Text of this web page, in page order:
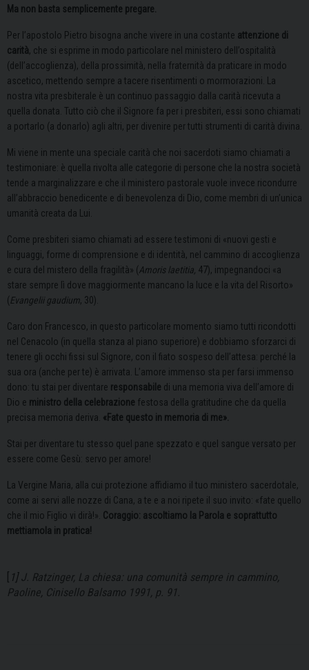
Ma non basta semplicemente pregare.
Per l’apostolo Pietro bisogna anche vivere in una costante attenzione di
carità, che si esprime in modo particolare nel ministero dell’ospitalità
(dell’accoglienza), della prossimità, nella fraternità da praticare in modo
ascetico, mettendo sempre a tacere risentimenti o mormorazioni. La
nostra vita presbiterale è un continuo passaggio dalla carità ricevuta a
quella donata. Tutto ciò che il Signore fa per i presbiteri, essi sono chiamati
a portarlo (a donarlo) agli altri, per divenire per tutti strumenti di carità divina.
Mi viene in mente una speciale carità che noi sacerdoti siamo chiamati a
testimoniare: è quella rivolta alle categorie di persone che la nostra società
tende a marginalizzare e che il ministero pastorale vuole invece ricondurre
all’abbraccio benedicente e di benevolenza di Dio, come membri di un’unica
umanità creata da Lui.
Come presbiteri siamo chiamati ad essere testimoni di «nuovi gesti e
linguaggi, forme di comprensione e di identità, nel cammino di accoglienza
e cura del mistero della fragilità» (Amoris laetitia, 47), impegnandoci «a
stare sempre lì dove maggiormente mancano la luce e la vita del Risorto»
(Evangelii gaudium, 30).
Caro don Francesco, in questo particolare momento siamo tutti ricondotti
nel Cenacolo (in quella stanza al piano superiore) e dobbiamo sforzarci di
tenere gli occhi fissi sul Signore, con il fiato sospeso dell’attesa: perché la
sua ora (anche per te) è arrivata. L’amore immenso sta per farsi immenso
dono: tu stai per diventare responsabile di una memoria viva dell’amore di
Dio e ministro della celebrazione festosa della gratitudine che da quella
precisa memoria deriva. «Fate questo in memoria di me».
Stai per diventare tu stesso quel pane spezzato e quel sangue versato per
essere come Gesù: servo per amore!
La Vergine Maria, alla cui protezione affidiamo il tuo ministero sacerdotale,
come ai servi alle nozze di Cana, a te e a noi ripete il suo invito: «fate quello
che il mio Figlio vi dirà!». Coraggio: ascoltiamo la Parola e soprattutto
mettiamola in pratica!
1]J. Ratzinger, La chiesa: una comunità sempre in cammino,
Paoline, Cinisello Balsamo 1991, p. 91.